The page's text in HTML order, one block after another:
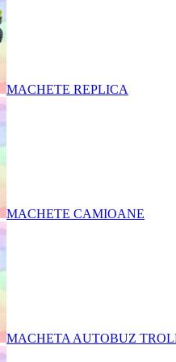
MACHETE REPLICA
MACHETE CAMIOANE
MACHETA AUTOBUZ